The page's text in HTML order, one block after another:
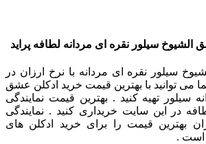
سیلور نقره ای مردانه لطافه پراید
سیلور نقره ای مردانه با نرخ ارزان در
توانید با بهترین قیمت خرید ادکلن عشق
سیلور تهیه کنید . بهترین قیمت نمایندگی
در این سایت خریداری کنید . نمایندگی
بهترین قیمت را برای خرید ادکلن های
است .